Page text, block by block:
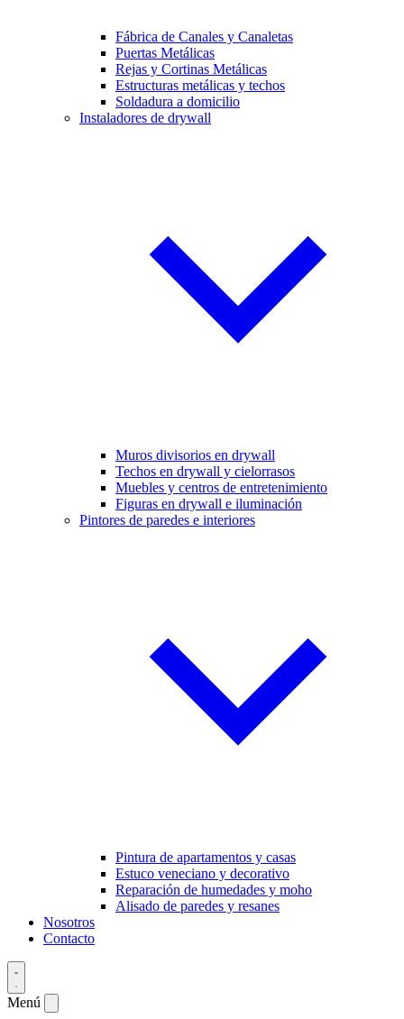
Fábrica de Canales y Canaletas
Puertas Metálicas
Rejas y Cortinas Metálicas
Estructuras metálicas y techos
Soldadura a domicilio
Instaladores de drywall
Muros divisorios en drywall
Techos en drywall y cielorrasos
Muebles y centros de entretenimiento
Figuras en drywall e iluminación
Pintores de paredes e interiores
Pintura de apartamentos y casas
Estuco veneciano y decorativo
Reparación de humedades y moho
Alisado de paredes y resanes
Nosotros
Contacto
Menú